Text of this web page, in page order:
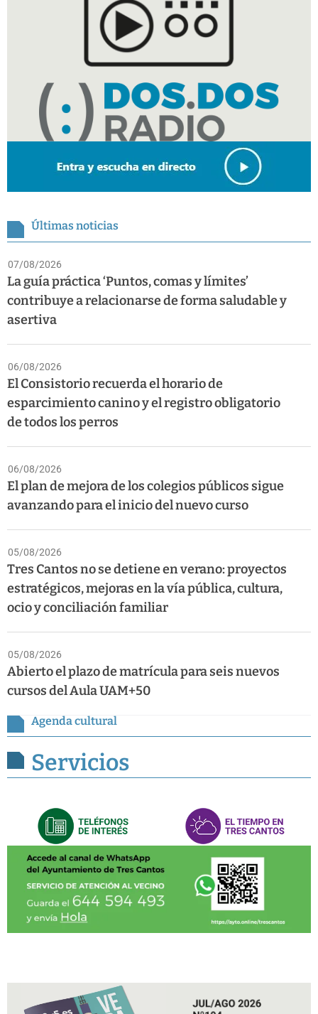
Últimas noticias
07/08/2026
La guía práctica ‘Puntos, comas y límites’
contribuye a relacionarse de forma saludable y
asertiva
06/08/2026
El Consistorio recuerda el horario de
esparcimiento canino y el registro obligatorio
de todos los perros
06/08/2026
El plan de mejora de los colegios públicos sigue
avanzando para el inicio del nuevo curso
05/08/2026
Tres Cantos no se detiene en verano: proyectos
estratégicos, mejoras en la vía pública, cultura,
ocio y conciliación familiar
05/08/2026
Abierto el plazo de matrícula para seis nuevos
cursos del Aula UAM+50
Agenda cultural
Servicios